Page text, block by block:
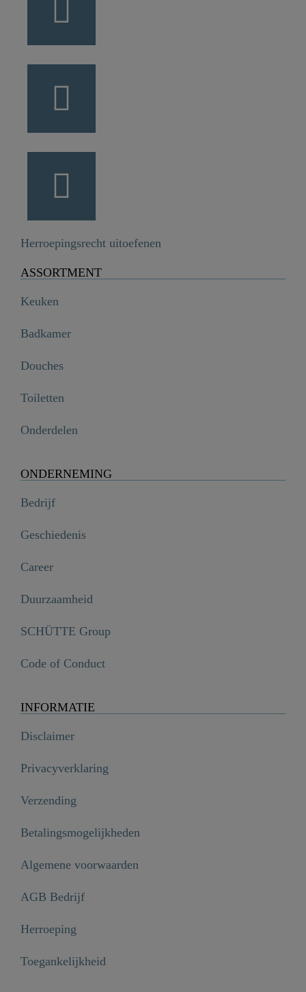
Herroepingsrecht uitoefenen
ASSORTMENT
Keuken
Badkamer
Douches
Toiletten
Onderdelen
ONDERNEMING
Bedrijf
Geschiedenis
Career
Duurzaamheid
SCHÜTTE Group
Code of Conduct
INFORMATIE
Disclaimer
Privacyverklaring
Verzending
Betalingsmogelijkheden
Algemene voorwaarden
AGB Bedrijf
Herroeping
Toegankelijkheid